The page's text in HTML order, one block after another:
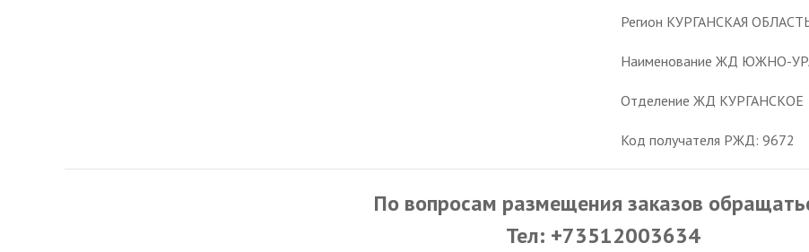
Регион КУРГАНСКАЯ
Наименование ЖД ЮЖНО-
Отделение ЖД КУРГАНСКОЕ
Код получателя РЖД: 9672
По вопросам размещения заказов
Тел: +73512003634